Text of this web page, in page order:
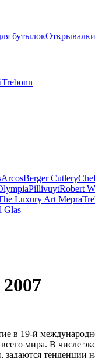
бутылокОткрывалки
Trebonn
ArcosBerger Cutlery
PillivuytRobert
Luxury Art Mepra
Glas
в 19-й
всего мира. В числе
задаются тенденции